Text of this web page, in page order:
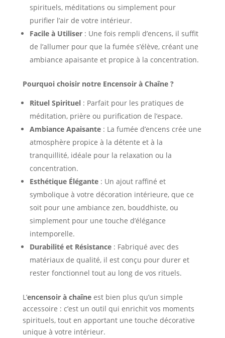
spirituels, méditations ou simplement pour
purifier l’air de votre intérieur.
Facile à Utiliser: Une fois rempli d’encens, il suffit
de l’allumer pour que la fumée s’élève, créant une
ambiance apaisante et propice à la concentration.
Pourquoi choisir notre Encensoir à Chaîne ?
Rituel Spirituel: Parfait pour les pratiques de
méditation, prière ou purification de l’espace.
Ambiance Apaisante: La fumée d’encens crée une
atmosphère propice à la détente et à la
tranquillité, idéale pour la relaxation ou la
concentration.
Esthétique Élégante: Un ajout raffiné et
symbolique à votre décoration intérieure, que ce
soit pour une ambiance zen, bouddhiste, ou
simplement pour une touche d’élégance
intemporelle.
Durabilité et Résistance: Fabriqué avec des
matériaux de qualité, il est conçu pour durer et
rester fonctionnel tout au long de vos rituels.
L’encensoir à chaîneest bien plus qu’un simple
accessoire : c’est un outil qui enrichit vos moments
spirituels, tout en apportant une touche décorative
unique à votre intérieur.